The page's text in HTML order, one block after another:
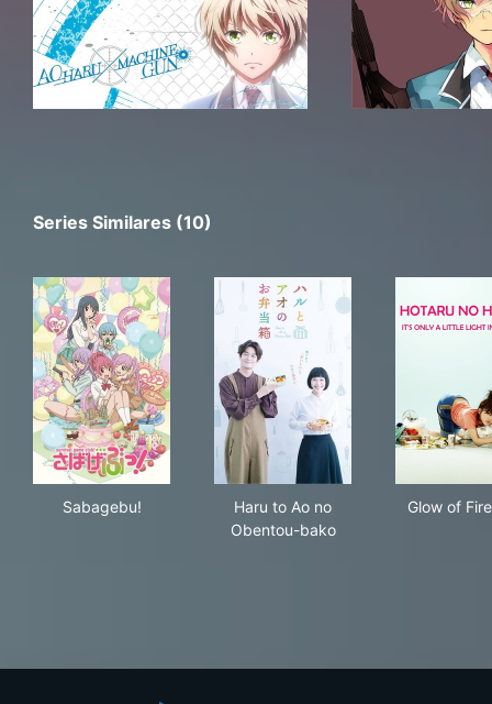
Series Similares (10)
Sabagebu!
Haru to Ao no
Obentou-bako
Glow of